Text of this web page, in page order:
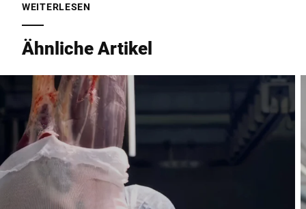
E-Mail *
Telefon *
Straße *
PLZ *
WEITERLESEN
Ähnliche Artikel